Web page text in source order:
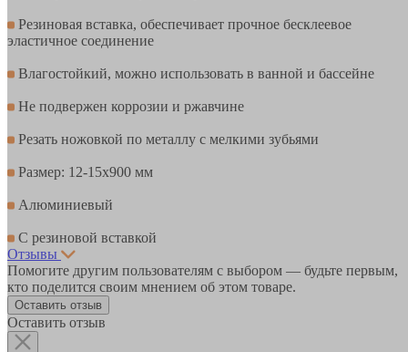
Резиновая вставка, обеспечивает прочное бесклеевое
эластичное соединение
Влагостойкий, можно использовать в ванной и бассейне
Не подвержен коррозии и ржавчине
Резать ножовкой по металлу с мелкими зубьями
Размер: 12-15х900 мм
Алюминиевый
С резиновой вставкой
Отзывы
Помогите другим пользователям с выбором — будьте первым,
кто поделится своим мнением об этом товаре.
Оставить отзыв
Оставить отзыв